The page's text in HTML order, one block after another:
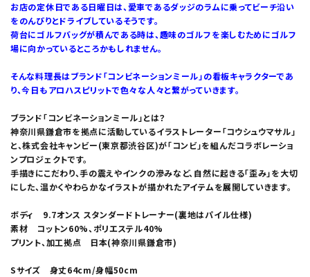
お店の定休日である日曜日は、愛車であるダッジのラムに乗ってビーチ沿い
をのんびりとドライブしているそうです。
荷台にゴルフバッグが積んである時は、趣味のゴルフを楽しむためにゴルフ
場に向かっているところかもしれません。
そんな料理長はブランド「コンビネーションミール」の看板キャラクターであ
り、今日もアロハスピリットで色々な人々と繋がっていきます。
ブランド「コンビネーションミール」とは？
神奈川県鎌倉市を拠点に活動しているイラストレーター「コウシュウマサル」
と、株式会社キャンビー(東京都渋谷区)が「コンビ」を組んだコラボレーショ
ンプロジェクトです。
手描きにこだわり、手の震えやインクの滲みなど、自然に起きる「歪み」を大切
にした、温かくやわらかなイラストが描かれたアイテムを展開していきます。
ボディ 9.7オンス スタンダードトレーナー(裏地はパイル仕様)
素材 コットン60%、ポリエステル40%
プリント、加工拠点 日本(神奈川県鎌倉市)
Sサイズ 身丈64cm/身幅50cm